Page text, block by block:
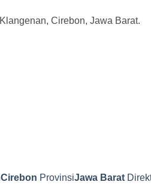
Cirebon, Jawa Barat.
Cirebon ProvinsiJawa Barat